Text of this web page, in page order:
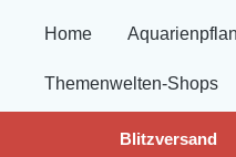
Home
Themenwelten-Shops
Blitzversand